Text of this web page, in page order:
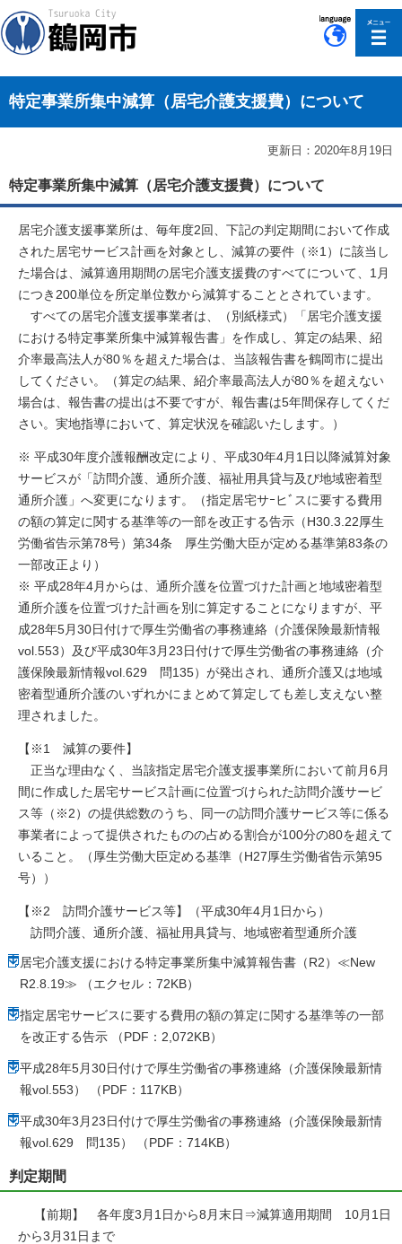
特定事業所集中減算（居宅介護支援費）について
更新日：2020年8月19日
特定事業所集中減算（居宅介護支援費）について
居宅介護支援事業所は、毎年度2回、下記の判定期間において作成
された居宅サービス計画を対象とし、減算の要件（※1）に該当し
た場合は、減算適用期間の居宅介護支援費のすべてについて、1月
につき200単位を所定単位数から減算することとされています。
すべての居宅介護支援事業者は、（別紙様式）「居宅介護支援
における特定事業所集中減算報告書」を作成し、算定の結果、紹
介率最高法人が80％を超えた場合は、当該報告書を鶴岡市に提出
してください。（算定の結果、紹介率最高法人が80％を超えない
場合は、報告書の提出は不要ですが、報告書は5年間保存してくだ
さい。実地指導において、算定状況を確認いたします。）
※ 平成30年度介護報酬改定により、平成30年4月1日以降減算対象
サービスが「訪問介護、通所介護、福祉用具貸与及び地域密着型
通所介護」へ変更になります。（指定居宅サｰヒﾞスに要する費用
の額の算定に関する基準等の一部を改正する告示（H30.3.22厚生
労働省告示第78号）第34条 厚生労働大臣が定める基準第83条の
一部改正より）
※ 平成28年4月からは、通所介護を位置づけた計画と地域密着型
通所介護を位置づけた計画を別に算定することになりますが、平
成28年5月30日付けで厚生労働省の事務連絡（介護保険最新情報
vol.553）及び平成30年3月23日付けで厚生労働省の事務連絡（介
護保険最新情報vol.629 問135）が発出され、通所介護又は地域
密着型通所介護のいずれかにまとめて算定しても差し支えない整
理されました。
【※1 減算の要件】
正当な理由なく、当該指定居宅介護支援事業所において前月6月
間に作成した居宅サービス計画に位置づけられた訪問介護サービ
ス等（※2）の提供総数のうち、同一の訪問介護サービス等に係る
事業者によって提供されたものの占める割合が100分の80を超えて
いること。（厚生労働大臣定める基準（H27厚生労働省告示第95
号））
【※2 訪問介護サービス等】（平成30年4月1日から）
訪問介護、通所介護、福祉用具貸与、地域密着型通所介護
居宅介護支援における特定事業所集中減算報告書（R2）≪New
R2.8.19≫ （エクセル：72KB）
指定居宅サービスに要する費用の額の算定に関する基準等の一部
を改正する告示 （PDF：2,072KB）
平成28年5月30日付けで厚生労働省の事務連絡（介護保険最新情
報vol.553） （PDF：117KB）
平成30年3月23日付けで厚生労働省の事務連絡（介護保険最新情
報vol.629 問135） （PDF：714KB）
判定期間
【前期】 各年度3月1日から8月末日⇒減算適用期間 10月1日
から3月31日まで